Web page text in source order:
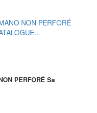
PERFORÉ Sa